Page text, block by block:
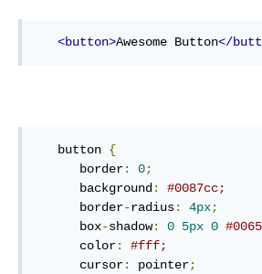
<button>Awesome Button</
button {
border: 0;
background: #0087cc;
border-radius: 4px;
box-shadow: 0 5px 0
color: #fff;
cursor: pointer;